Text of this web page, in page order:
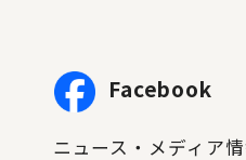
Facebook
ニュース・メディア